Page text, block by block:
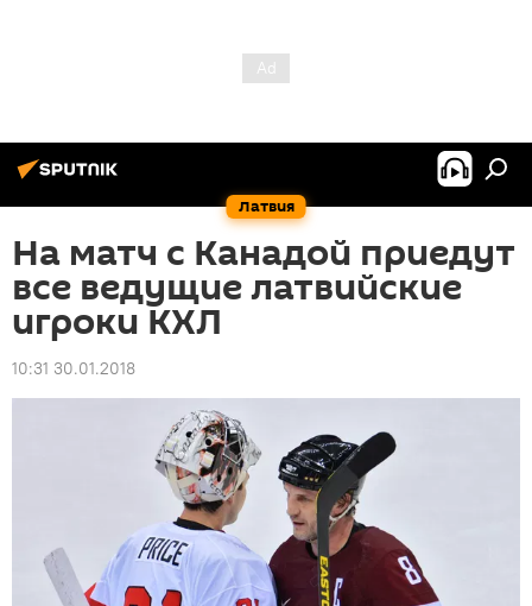
Латвия
На матч с Канадой приедут
все ведущие латвийские
игроки КХЛ
10:31 30.01.2018